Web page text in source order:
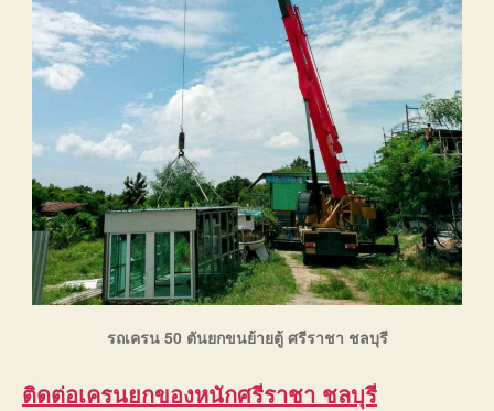
รถเครน 50 ตันยกขนย้ายตู้ ศรีราชา ชลบุรี
ติดต่อเครนยกของหนักศรีราชา ชลบุรี